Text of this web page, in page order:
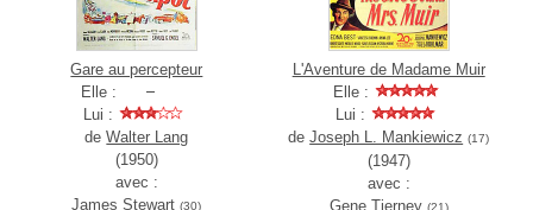
Gare au percepteur
Elle :
Lui :
deWalter Lang
(1950)
avec :
James Stewart (30)
L'Aventure de Madame Muir
Elle :
Lui :
deJoseph L. Mankiewicz (17)
(1947)
avec :
Gene Tierney (21)